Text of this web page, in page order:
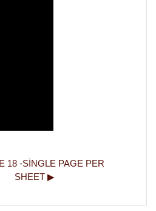
18 -SINGLE PAGE PER
SHEET ▶︎